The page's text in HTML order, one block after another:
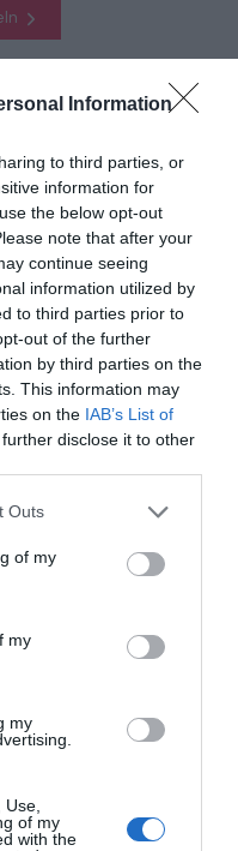
Information
to third parties, or
information for
the below opt-out
note that after your
continue seeing
information utilized by
to third parties prior to
out of the further
by third parties on the
This information may
on the IAB’s List of
disclose it to other
Outs
of my
my
my
of my
with the
på aktier
på länge
Så vet du när
Så vet du att det är